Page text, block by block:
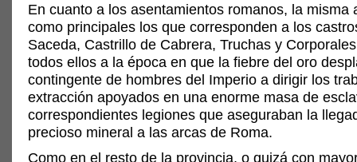
En cuanto a los asentamientos romanos, la misma
como principales los que corresponden a los
Saceda, Castrillo de Cabrera, Truchas y
todos ellos a la época en que la fiebre del oro
contingente de hombres del Imperio a dirigir los
extracción apoyados en una enorme masa de
correspondientes legiones que aseguraban la
precioso mineral a las arcas de Roma.
Como en el resto de la provincia, o quizá con